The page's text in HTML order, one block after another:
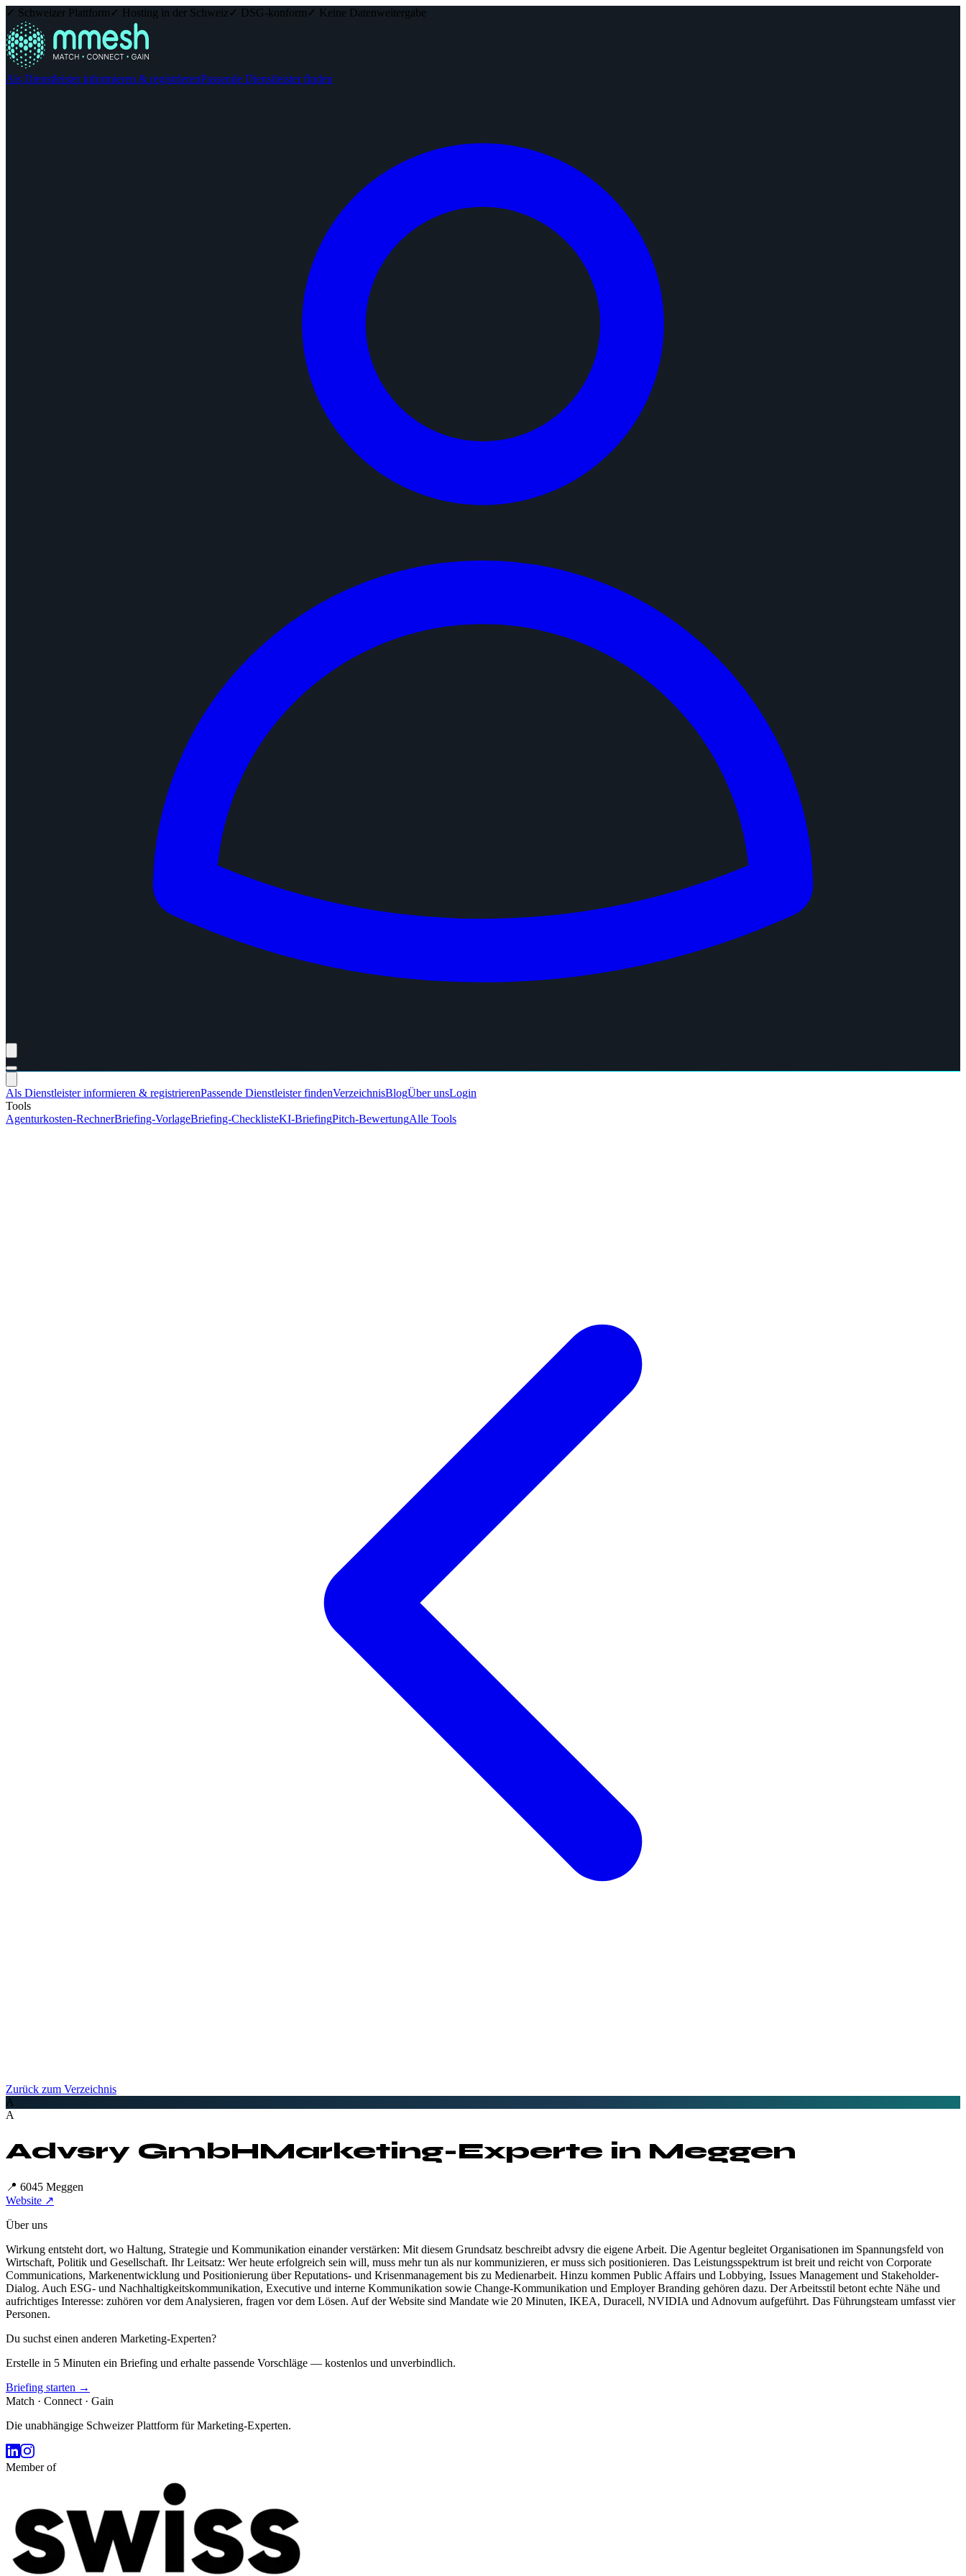
✓ Schweizer Plattform ✓ Hosting in der Schweiz ✓ DSG-konform ✓ Keine Datenweitergabe
Als Dienstleister informieren & registrierenPassende Dienstleister finden
Als Dienstleister informieren & registrierenPassende Dienstleister findenVerzeichnisBlogÜber unsLogin
Tools
Agenturkosten-RechnerBriefing-VorlageBriefing-ChecklisteKI-BriefingPitch-BewertungAlle Tools
Zurück zum Verzeichnis
A
A
Advsry GmbHMarketing-Experte in Meggen
📍 6045 Meggen
Website ↗
Über uns
Wirkung entsteht dort, wo Haltung, Strategie und Kommunikation einander verstärken: Mit diesem Grundsatz beschreibt advsry die eigene Arbeit. Die Agentur begleitet Organisationen im Spannungsfeld von
Wirtschaft, Politik und Gesellschaft. Ihr Leitsatz: Wer heute erfolgreich sein will, muss mehr tun als nur kommunizieren, er muss sich positionieren. Das Leistungsspektrum ist breit und reicht von Corporate
Communications, Markenentwicklung und Positionierung über Reputations- und Krisenmanagement bis zu Medienarbeit. Hinzu kommen Public Affairs und Lobbying, Issues Management und Stakeholder-
Dialog. Auch ESG- und Nachhaltigkeitskommunikation, Executive und interne Kommunikation sowie Change-Kommunikation und Employer Branding gehören dazu. Der Arbeitsstil betont echte Nähe und
aufrichtiges Interesse: zuhören vor dem Analysieren, fragen vor dem Lösen. Auf der Website sind Mandate wie 20 Minuten, IKEA, Duracell, NVIDIA und Adnovum aufgeführt. Das Führungsteam umfasst vier
Personen.
Du suchst einen anderen Marketing-Experten?
Erstelle in 5 Minuten ein Briefing und erhalte passende Vorschläge — kostenlos und unverbindlich.
Briefing starten →
Match · Connect · Gain
Die unabhängige Schweizer Plattform für Marketing-Experten.
Member of